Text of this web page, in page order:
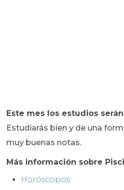
Este mes los estudios
Estudiarás bien y de una
muy buenas notas.
Más información sobre
Horóscopos